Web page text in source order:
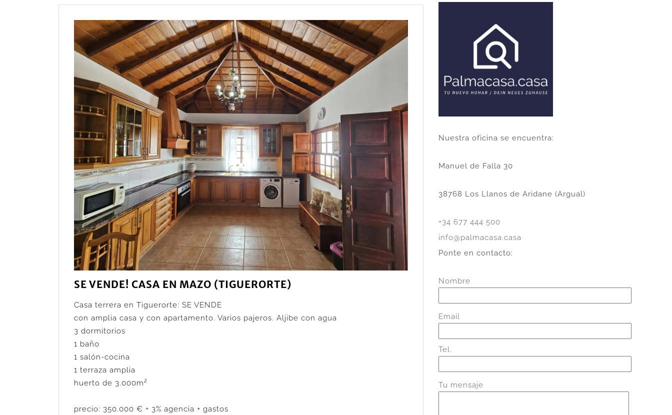
SE VENDE! CASA EN MAZO (TIGUERORTE)
Casa terrera en Tiguerorte: SE VENDE
con amplia casa y con apartamento. Varios pajeros. Aljibe con agua
3 dormitorios
1 baño
1 salón-cocina
1 terraza amplia
huerto de 3.000m²
precio: 350.000 € + 3% agencia + gastos
Nuestra oficina se encuentra:
Manuel de Falla 30
38768 Los Llanos de Aridane (Argual)
+34 677 444 500
info@palmacasa.casa
Ponte en contacto:
Nombre
Email
Tel.
Tu mensaje